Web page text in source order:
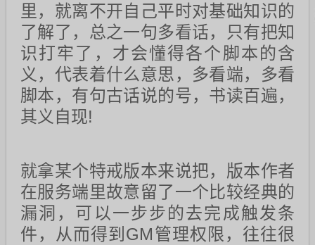
里，就离不开自己平时对基础知识的
了解了，总之一句多看话，只有把知
识打牢了，才会懂得各个脚本的含
义，代表着什么意思，多看端，多看
脚本，有句古话说的号，书读百遍，
其义自现!
就拿某个特戒版本来说把，版本作者
在服务端里故意留了一个比较经典的
漏洞，可以一步步的去完成触发条
件，从而得到GM管理权限，往往很